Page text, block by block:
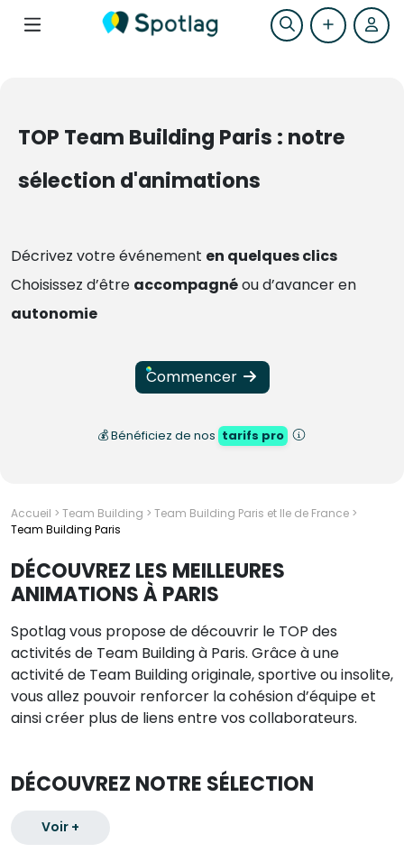
TOP Team Building Paris : notre
sélection d'animations
Décrivez votre événement en quelques clics
Choisissez d’être accompagnéou d’avancer en
autonomie
Commencer
💰 Bénéficiez de nos tarifs pro
Accueil > Team Building > Team Building Paris et Ile de France >
Team Building Paris
DÉCOUVREZ LES MEILLEURES
ANIMATIONS À PARIS
Spotlag vous propose de découvrir le TOP des
activités de Team Building à Paris. Grâce à une
activité de Team Building originale, sportive ou insolite,
vous allez pouvoir renforcer la cohésion d’équipe et
ainsi créer plus de liens entre vos collaborateurs.
DÉCOUVREZ NOTRE SÉLECTION
Voir +